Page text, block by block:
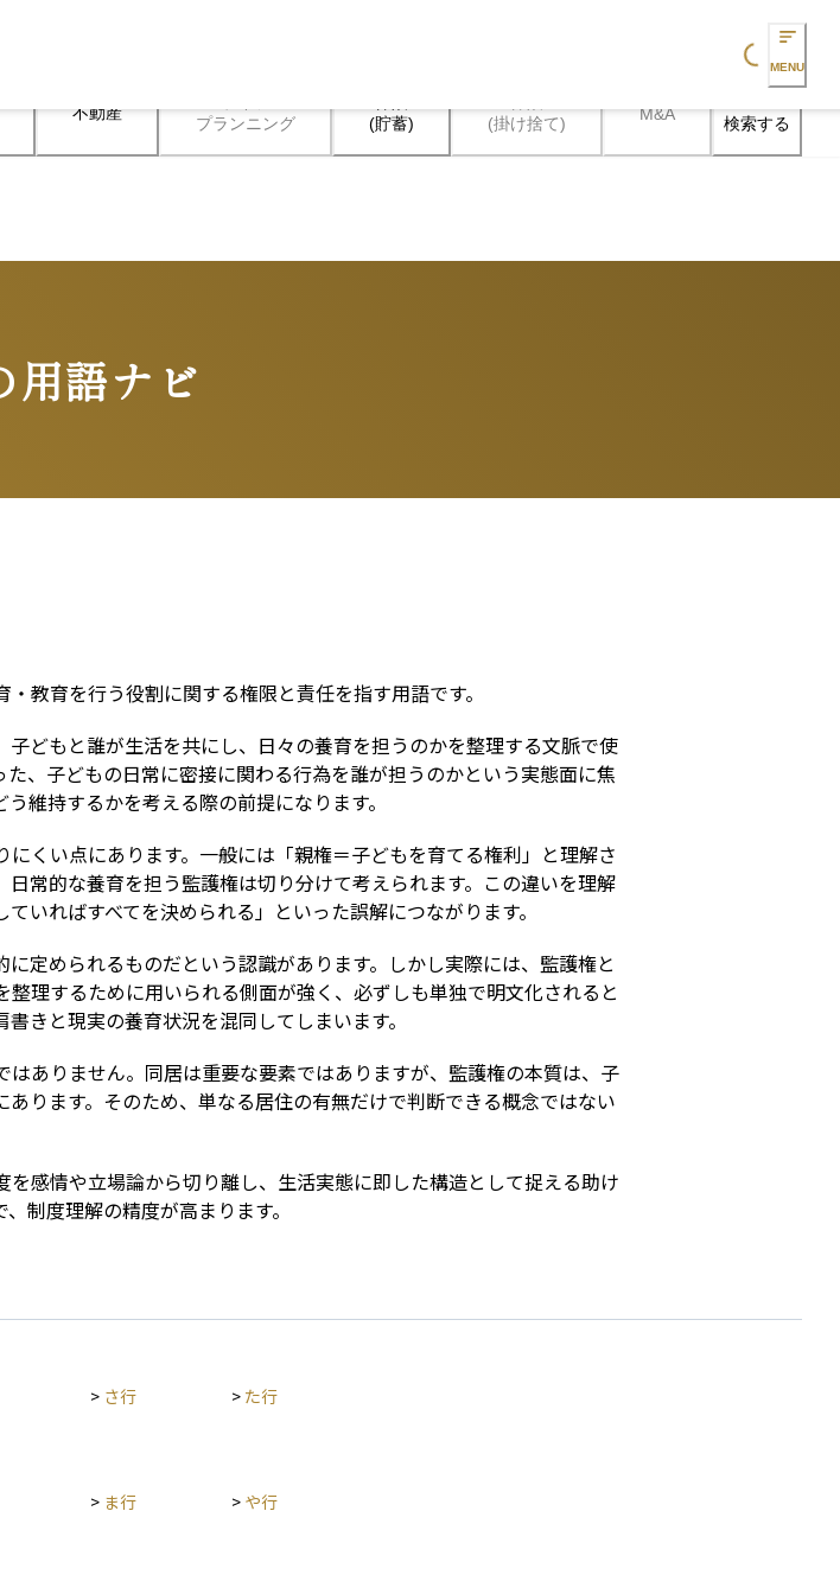
Loading...
MENU
不動産
プランニング
(貯蓄)
(掛け捨て)
M&A 検索する
用語ナビ
教育を行う役割に関する権限と責任を指す用語です。
どもと誰が生活を共にし、日々の養育を担うのかを整理する文脈で使
、子どもの日常に密接に関わる行為を誰が担うのかという実態面に焦
維持するかを考える際の前提になります。
くい点にあります。一般には「親権＝子どもを育てる権利」と理解さ
常的な養育を担う監護権は切り分けて考えられます。この違いを理解
いればすべてを決められる」といった誤解につながります。
定められるものだという認識があります。しかし実際には、監護権と
理するために用いられる側面が強く、必ずしも単独で明文化されると
きと現実の養育状況を混同してしまいます。
ありません。同居は重要な要素ではありますが、監護権の本質は、子
ります。そのため、単なる居住の有無だけで判断できる概念ではない
感情や立場論から切り離し、生活実態に即した構造として捉える助け
制度理解の精度が高まります。
> さ行 > た行
> ま行 > や行